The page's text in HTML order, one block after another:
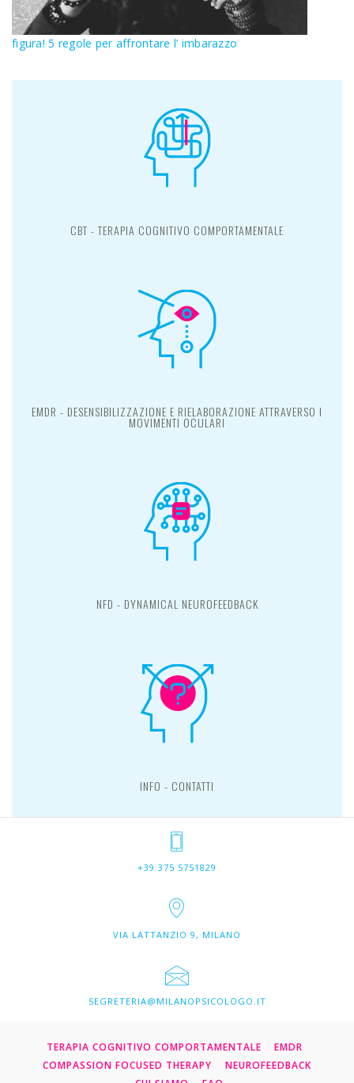
figura! 5 regole per affrontare l’ imbarazzo
CBT - TERAPIA COGNITIVO COMPORTAMENTALE
EMDR - DESENSIBILIZZAZIONE E RIELABORAZIONE ATTRAVERSO I
MOVIMENTI OCULARI
NFD - DYNAMICAL NEUROFEEDBACK
INFO - CONTATTI
+39 375 5751829
VIA LATTANZIO 9, MILANO
SEGRETERIA@MILANOPSICOLOGO.IT
TERAPIA COGNITIVO COMPORTAMENTALE
EMDR
COMPASSION FOCUSED THERAPY
NEUROFEEDBACK